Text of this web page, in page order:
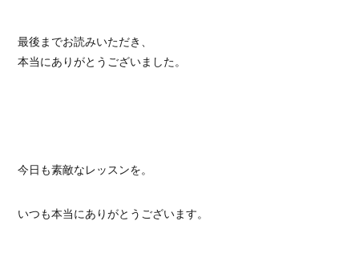
最後までお読みいただき、
本当にありがとうございました。
今日も素敵なレッスンを。
いつも本当にありがとうございます。